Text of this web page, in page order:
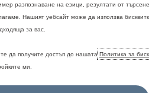
разпознаване на езици, резултати от
Нашият уебсайт може да използва
за вас.
да получите достъп до нашата Политика за
ми.